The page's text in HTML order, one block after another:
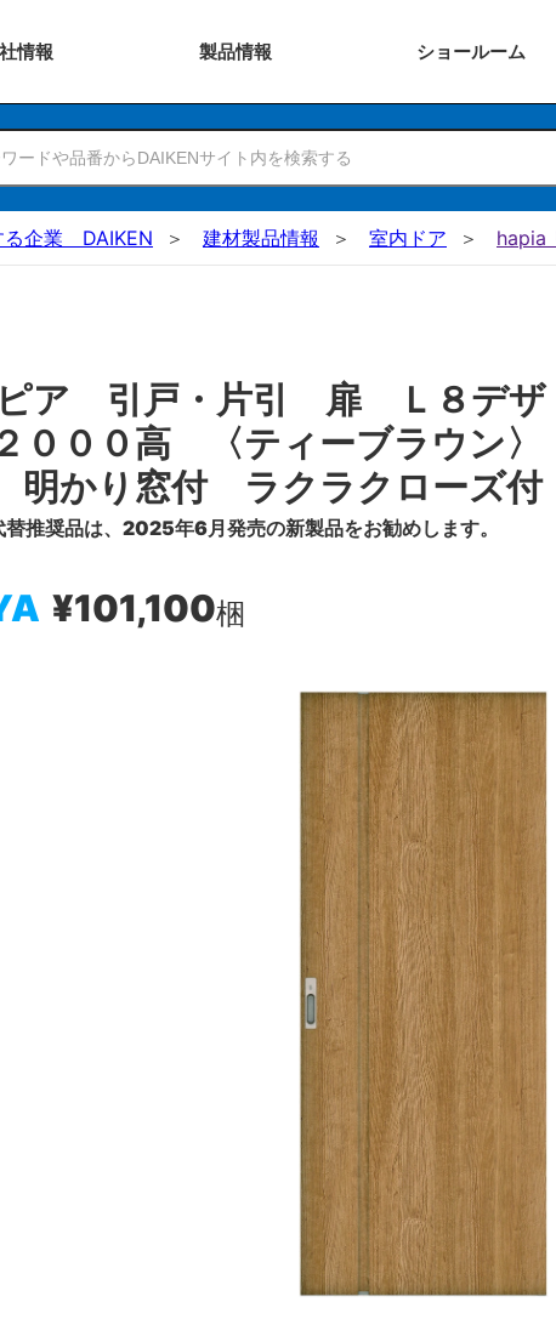
情報 製品情報 ショールーム
る企業 DAIKEN 建材製品情報 室内ドア hapia
ア 引戸・片引 扉 Ｌ８デザ
００高 〈ティーブラウン〉
かり窓付 ラクラクローズ付
替推奨品は、2025年6月発売の新製品をお勧めします。
¥101,100梱